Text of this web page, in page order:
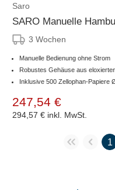
Saro
SARO Manuelle
3 Wochen
Manuelle Bedienung ohne Strom
Robustes Gehäuse aus
Inklusive 500 Zellophan-Papiere
247,54 €
294,57 € inkl. MwSt.
1